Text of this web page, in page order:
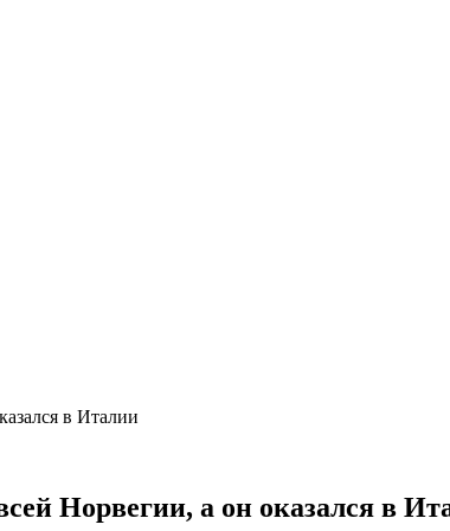
в Италии
Норвегии, а он оказался в